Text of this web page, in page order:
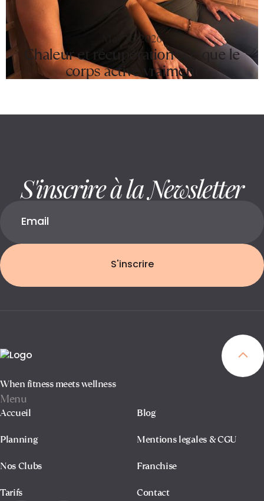
May 26, 2026
Chaleur et récupération : ce que le
corps active vraiment
S'inscrire à la Newsletter
S'inscrire
When fitness meets wellness
Menu
Accueil
Planning
Nos Clubs
Tarifs
Blog
Mentions legales & CGU
Franchise
Contact